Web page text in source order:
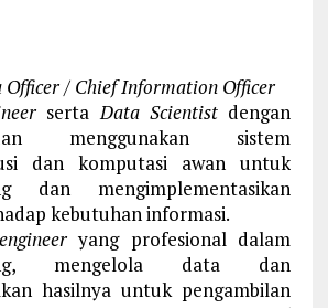
Officer / Chief Information Officer
sertaData Scientist dengan
menggunakan sistem
dan komputasi awan untuk
dan mengimplementasikan
kebutuhan informasi.
yang profesional dalam
mengelola data dan
hasilnya untuk pengambilan